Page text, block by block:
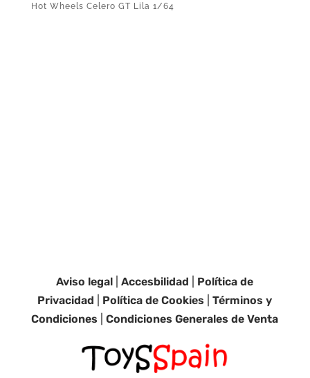
Hot Wheels Celero GT Lila 1/64
Aviso legal |Accesbilidad
Política de
Privacidad
Política de Cookies |Términos y
Condiciones |Condiciones Generales de Venta